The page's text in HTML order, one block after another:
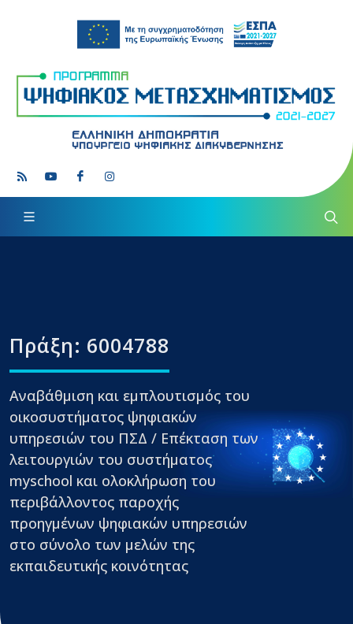
Πράξη: 6004788
Αναβάθμιση και εμπλουτισμός του
οικοσυστήματος ψηφιακών
υπηρεσιών του ΠΣΔ / Επέκταση των
λειτουργιών του συστήματος
myschool και ολοκλήρωση του
περιβάλλοντος παροχής
προηγμένων ψηφιακών υπηρεσιών
στο σύνολο των μελών της
εκπαιδευτικής κοινότητας